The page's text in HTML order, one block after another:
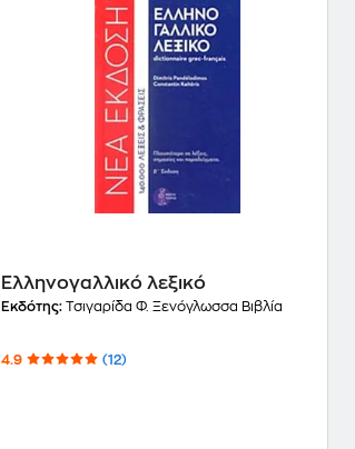
Ελληνογαλλικό λεξικό
Εκδότης:Τσιγαρίδα Φ. Ξενόγλωσσα Βιβλία
4.9 (12)